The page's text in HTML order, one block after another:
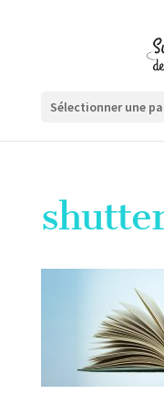
Sélectionner une